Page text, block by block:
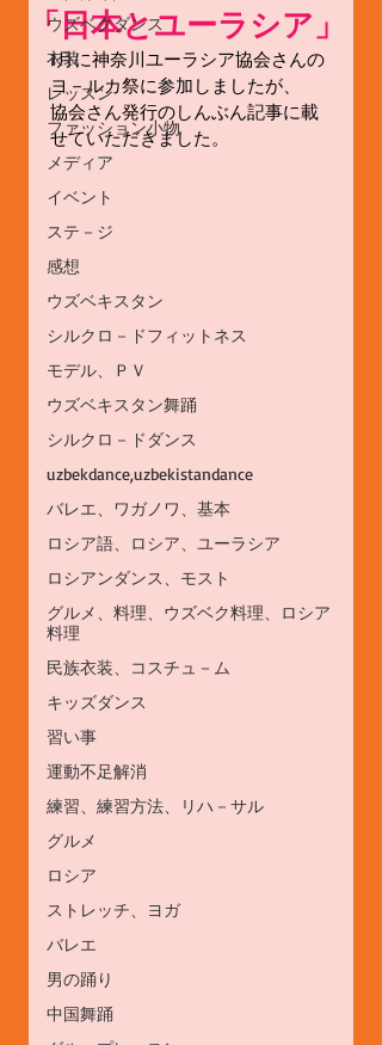
ウズベクダンス
衣装
レッスン
ファッション小物
メディア
イベント
ステ－ジ
感想
ウズベキスタン
シルクロ－ドフィットネス
モデル、ＰＶ
ウズベキスタン舞踊
シルクロ－ドダンス
uzbekdance,uzbekistandance
バレエ、ワガノワ、基本
ロシア語、ロシア、ユーラシア
ロシアンダンス、モスト
グルメ、料理、ウズベク料理、ロシア
料理
民族衣装、コスチュ－ム
キッズダンス
習い事
運動不足解消
練習、練習方法、リハ－サル
グルメ
ロシア
ストレッチ、ヨガ
バレエ
男の踊り
中国舞踊
「日本とユーラシア」
1月に神奈川ユーラシア協会さんの
ヨ－ルカ祭に参加しましたが、
協会さん発行のしんぶん記事に載
せていただきました。